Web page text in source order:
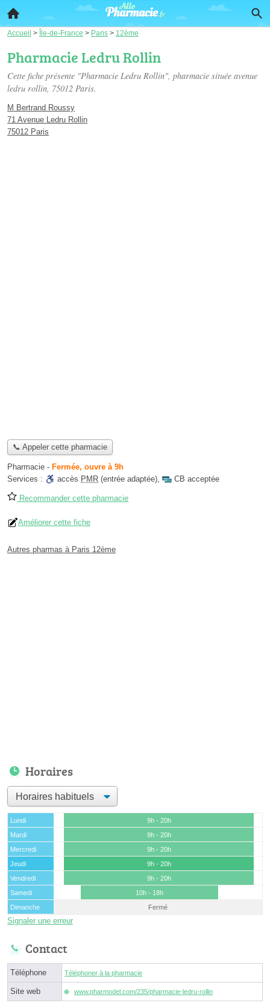
Accueil > Île-de-France > Paris > 12ème
Pharmacie Ledru Rollin
Cette fiche présente "Pharmacie Ledru Rollin", pharmacie située avenue
ledru rollin, 75012 Paris.
M Bertrand Roussy
71 Avenue Ledru Rollin
75012 Paris
📞 Appeler cette pharmacie
Pharmacie - Fermée, ouvre à 9h
Services :
accès PMR (entrée adaptée), CB acceptée
Recommander cette pharmacie
Améliorer cette fiche
Autres pharmas à Paris 12ème
Horaires
Lundi
9h - 20h
Mardi
9h - 20h
Mercredi
9h - 20h
Jeudi
9h - 20h
Vendredi
9h - 20h
Samedi
10h - 18h
Dimanche
Fermé
Signaler une erreur
Contact
Téléphone Téléphoner à la pharmacie
Site web www.pharmodel.com/235/pharmacie-ledru-rollin